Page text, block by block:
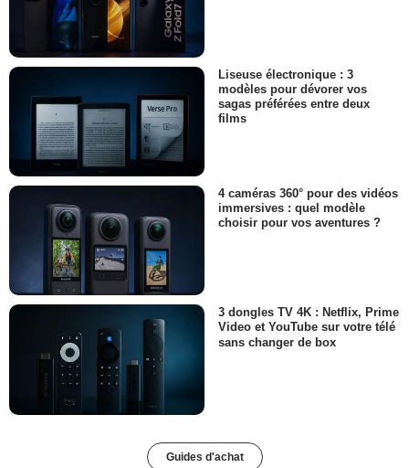
Liseuse électronique : 3
modèles pour dévorer vos
sagas préférées entre deux
films
4 caméras 360° pour des vidéos
immersives : quel modèle
choisir pour vos aventures ?
3 dongles TV 4K : Netflix, Prime
Video et YouTube sur votre télé
sans changer de box
Guides d'achat